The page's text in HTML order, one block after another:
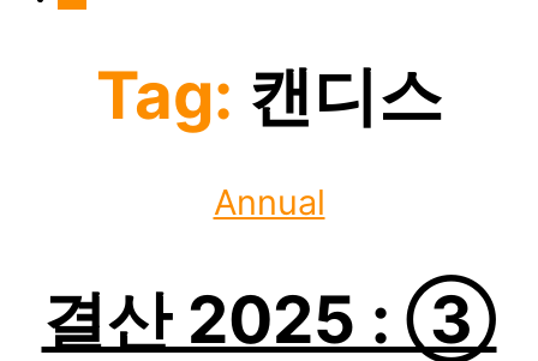
Tag: 캔디스
Categories
Annual
결산 2025 : ③